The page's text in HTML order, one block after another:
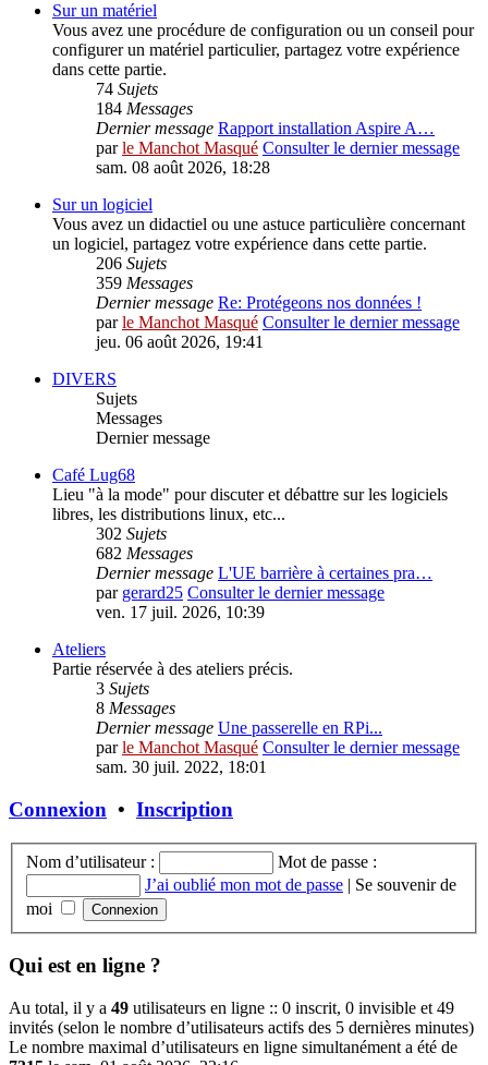
Sur un matériel
Vous avez une procédure de configuration ou un conseil pour
configurer un matériel particulier, partagez votre expérience
dans cette partie.
74 Sujets
184 Messages
Dernier message Rapport installation Aspire A…
parle Manchot Masqué Consulter le dernier message
sam. 08 août 2026, 18:28
Sur un logiciel
Vous avez un didactiel ou une astuce particulière concernant
un logiciel, partagez votre expérience dans cette partie.
206 Sujets
359 Messages
Dernier message Re: Protégeons nos données !
parle Manchot Masqué Consulter le dernier message
jeu. 06 août 2026, 19:41
DIVERS
Sujets
Messages
Dernier message
Café Lug68
Lieu "à la mode" pour discuter et débattre sur les logiciels
libres, les distributions linux, etc...
302 Sujets
682 Messages
Dernier message L'UE barrière à certaines pra…
par gerard25 Consulter le dernier message
ven. 17 juil. 2026, 10:39
Ateliers
Partie réservée à des ateliers précis.
3 Sujets
8 Messages
Dernier message Une passerelle en RPi...
parle Manchot Masqué Consulter le dernier message
sam. 30 juil. 2022, 18:01
Connexion • Inscription
Nom d’utilisateur :
Mot de passe :
J’ai oublié mon mot de passe | Se souvenir de
moi
Qui est en ligne ?
Au total, il y a 49 utilisateurs en ligne :: 0 inscrit, 0 invisible et 49
invités (selon le nombre d’utilisateurs actifs des 5 dernières minutes)
Le nombre maximal d’utilisateurs en ligne simultanément a été de